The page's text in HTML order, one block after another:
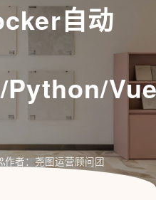
自动
作者：尧图运营顾问团